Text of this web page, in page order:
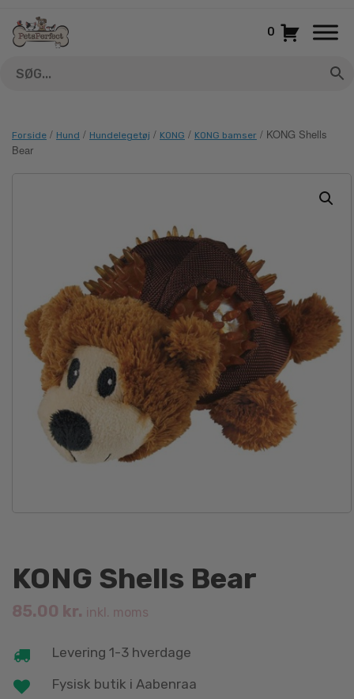
indhold
0
Forside / Hund / Hundelegetøj / KONG / KONG bamser / KONG Shells
Bear
KONG Shells Bear
85.00 kr. inkl. moms
Levering 1-3 hverdage
Fysisk butik i Aabenraa